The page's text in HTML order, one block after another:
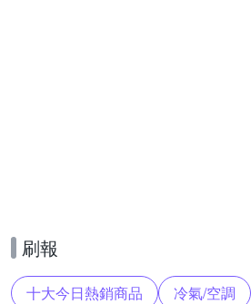
刷報
十大今日熱銷商品 冷氣/空調